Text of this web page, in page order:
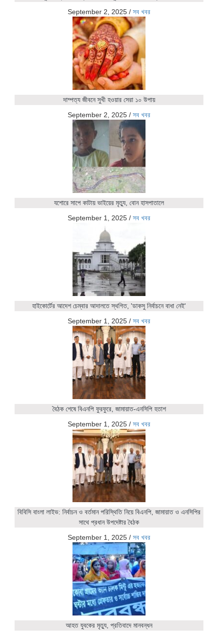
September 2, 2025 / সব খবর
দাম্পত্য জীবনে সুখী হওয়ার সেরা ১০ উপায়
September 2, 2025 / সব খবর
যশোরে সাপে কাটায় ভাইয়ের মৃত্যু, বোন হাসপাতালে
September 1, 2025 / সব খবর
হাইকোর্টের আদেশ চেম্বার আদালতে স্থগিত, 'ডাকসু নির্বাচনে বাধা নেই'
September 1, 2025 / সব খবর
বৈঠক শেষে বিএনপি ফুরফুরে, জামায়াত-এনসিপি হতাশ
September 1, 2025 / সব খবর
বিবিসি বাংলা লাইভ: নির্বাচন ও বর্তমান পরিস্থিতি নিয়ে বিএনপি, জামায়াত ও এনসিপির
সাথে প্রধান উপদেষ্টার বৈঠক
September 1, 2025 / সব খবর
আহত যুবকের মৃত্যু, প্রতিবাদে মানবন্ধন